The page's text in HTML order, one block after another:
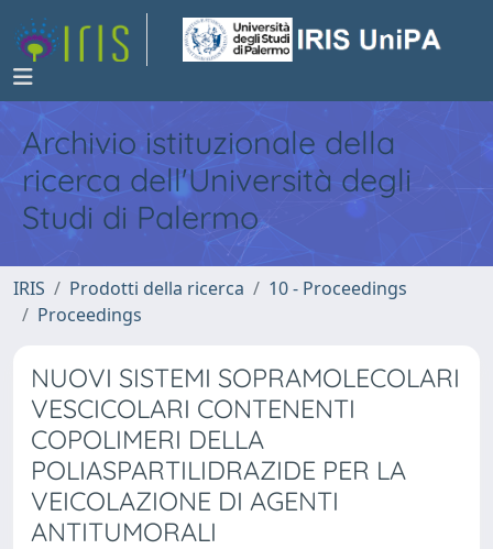
Archivio istituzionale della
ricerca dell'Università degli
Studi di Palermo
IRIS Prodotti della ricerca
10 - Proceedings
Proceedings
NUOVI SISTEMI SOPRAMOLECOLARI
VESCICOLARI CONTENENTI
COPOLIMERI DELLA
POLIASPARTILIDRAZIDE PER LA
VEICOLAZIONE DI AGENTI
ANTITUMORALI